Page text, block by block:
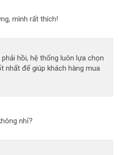
mình rất thích!
hồi, hệ thống luôn lựa chọn
nhất để giúp khách hàng mua
nhỉ?